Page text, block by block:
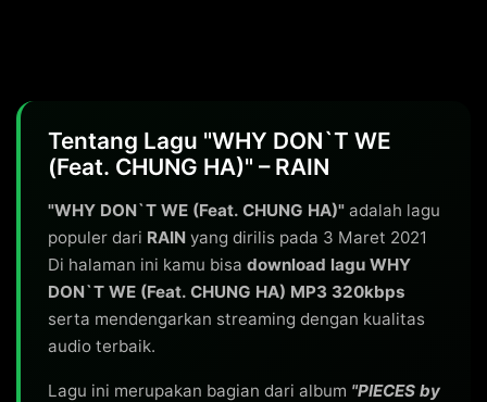
Tentang Lagu "WHY DON`T WE
(Feat. CHUNG HA)" – RAIN
"WHY DON`T WE (Feat. CHUNG HA)" adalah lagu
populer dari RAIN yang dirilis pada 3 Maret 2021
Di halaman ini kamu bisa download lagu WHY
DON`T WE (Feat. CHUNG HA) MP3 320kbps
serta mendengarkan streaming dengan kualitas
audio terbaik.
Lagu ini merupakan bagian dari album "PIECES by